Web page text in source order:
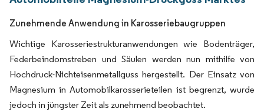
Zunehmende Anwendung in Karosseriebaugruppen
Wichtige Karosseriestrukturanwendungen wie Bodenträger,
Federbeindomstreben und Säulen werden nun mithilfe von
Hochdruck-Nichteisenmetallguss hergestellt. Der Einsatz von
Magnesium in Automobilkarosserieteilen ist begrenzt, wurde
jedoch in jüngster Zeit als zunehmend beobachtet.